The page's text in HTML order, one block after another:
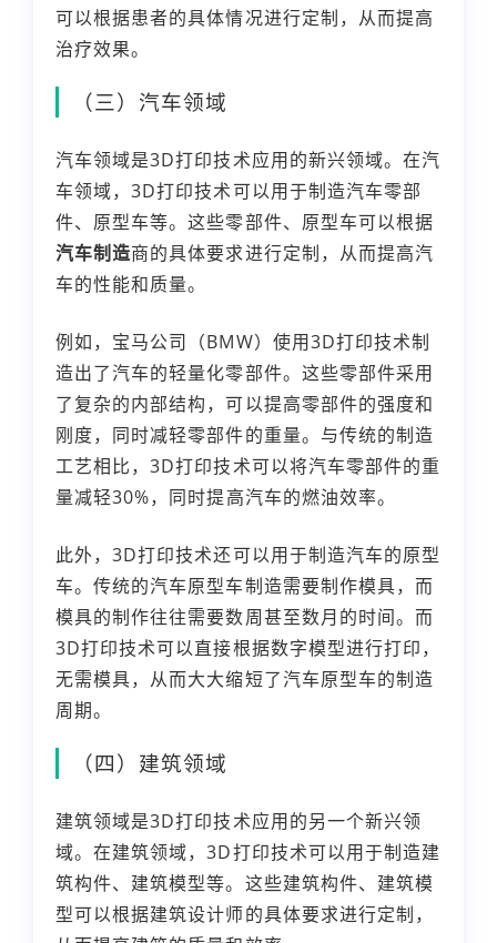
可以根据患者的具体情况进行定制，从而提高
治疗效果。
（三）汽车领域
汽车领域是3D打印技术应用的新兴领域。在汽
车领域，3D打印技术可以用于制造汽车零部
件、原型车等。这些零部件、原型车可以根据
汽车制造商的具体要求进行定制，从而提高汽
车的性能和质量。
例如，宝马公司（BMW）使用3D打印技术制
造出了汽车的轻量化零部件。这些零部件采用
了复杂的内部结构，可以提高零部件的强度和
刚度，同时减轻零部件的重量。与传统的制造
工艺相比，3D打印技术可以将汽车零部件的重
量减轻30%，同时提高汽车的燃油效率。
此外，3D打印技术还可以用于制造汽车的原型
车。传统的汽车原型车制造需要制作模具，而
模具的制作往往需要数周甚至数月的时间。而
3D打印技术可以直接根据数字模型进行打印，
无需模具，从而大大缩短了汽车原型车的制造
周期。
（四）建筑领域
建筑领域是3D打印技术应用的另一个新兴领
域。在建筑领域，3D打印技术可以用于制造建
筑构件、建筑模型等。这些建筑构件、建筑模
型可以根据建筑设计师的具体要求进行定制，